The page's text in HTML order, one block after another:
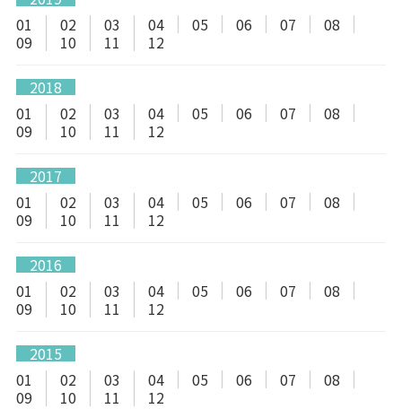
01
02 03 04 05 06 07
08
09
10 11 12
2018
01
02 03 04 05 06 07
08
09
10 11 12
2017
01
02 03 04 05 06 07
08
09
10 11 12
2016
01
02 03 04 05 06 07
08
09
10 11 12
2015
01
02 03 04 05 06 07
08
09
10 11 12